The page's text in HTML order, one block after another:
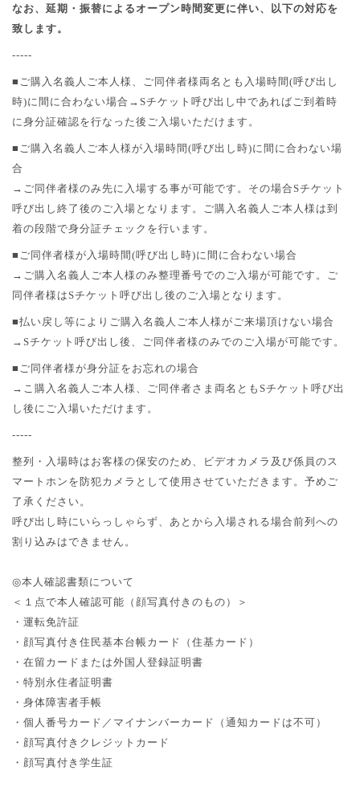
なお、延期・振替によるオープン時間変更に伴い、以下の対応を
致します。
-----
■ご購入名義人ご本人様、ご同伴者様両名とも入場時間 (呼び出し
時)に間に合わない場合→ Sチケット呼び出し中であればご到着時
に身分証確認を行なった後ご入場いただけます。
■ご購入名義人ご本人様が入場時間 (呼び出し時)に間に合わない場
合
→ご同伴者様のみ先に入場する事が可能です。その場合 Sチケット
呼び出し終了後のご入場となります。ご購入名義人ご本人様は到
着の段階で身分証チェックを行います。
■ご同伴者様が入場時間 (呼び出し時)に間に合わない場合
→ご購入名義人ご本人様のみ整理番号でのご入場が可能です。ご
同伴者様は Sチケット呼び出し後のご入場となります。
■払い戻し等によりご購入名義人ご本人様がご来場頂けない場合
→ Sチケット呼び出し後、ご同伴者様のみでのご入場が可能です。
■ご同伴者様が身分証をお忘れの場合
→こ購入名義人ご本人様、ご同伴者さま両名とも Sチケット呼び出
し後にご入場いただけます。
-----
整列・入場時はお客様の保安のため、ビデオカメラ及び係員のス
マートホンを防犯カメラとして使用させていただきます。予めご
了承ください。
呼び出し時にいらっしゃらず、あとから入場される場合前列への
割り込みはできません。
◎本人確認書類について
＜１点で本人確認可能（顔写真付きのもの）＞
・運転免許証
・顔写真付き住民基本台帳カード（住基カード）
・在留カードまたは外国人登録証明書
・特別永住者証明書
・身体障害者手帳
・個人番号カード／マイナンバーカード（通知カードは不可）
・顔写真付きクレジットカード
・顔写真付き学生証